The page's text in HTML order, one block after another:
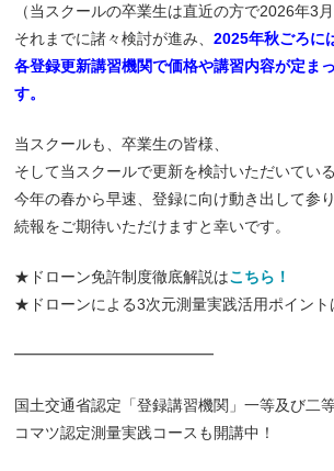
（当スクールの卒業生は直近の方で2026年3月
それまでに諸々検討が進み、2025年秋ごろに
各登録更新講習機関で価格や講習内容が定ま
す。
当スクールも、卒業生の皆様、
そして当スクールで更新を検討いただいてい
今年の春から早速、登録に向け動き出して参り
続報をご期待いただけますと幸いです。
★ドローン免許制度徹底解説はこちら！
★ドローンによる3次元測量実践活用ポイント
━━━━━━━━━━━━━
国土交通省認定「登録講習機関」一等及び二
コマツ認定測量実践コースも開講中！